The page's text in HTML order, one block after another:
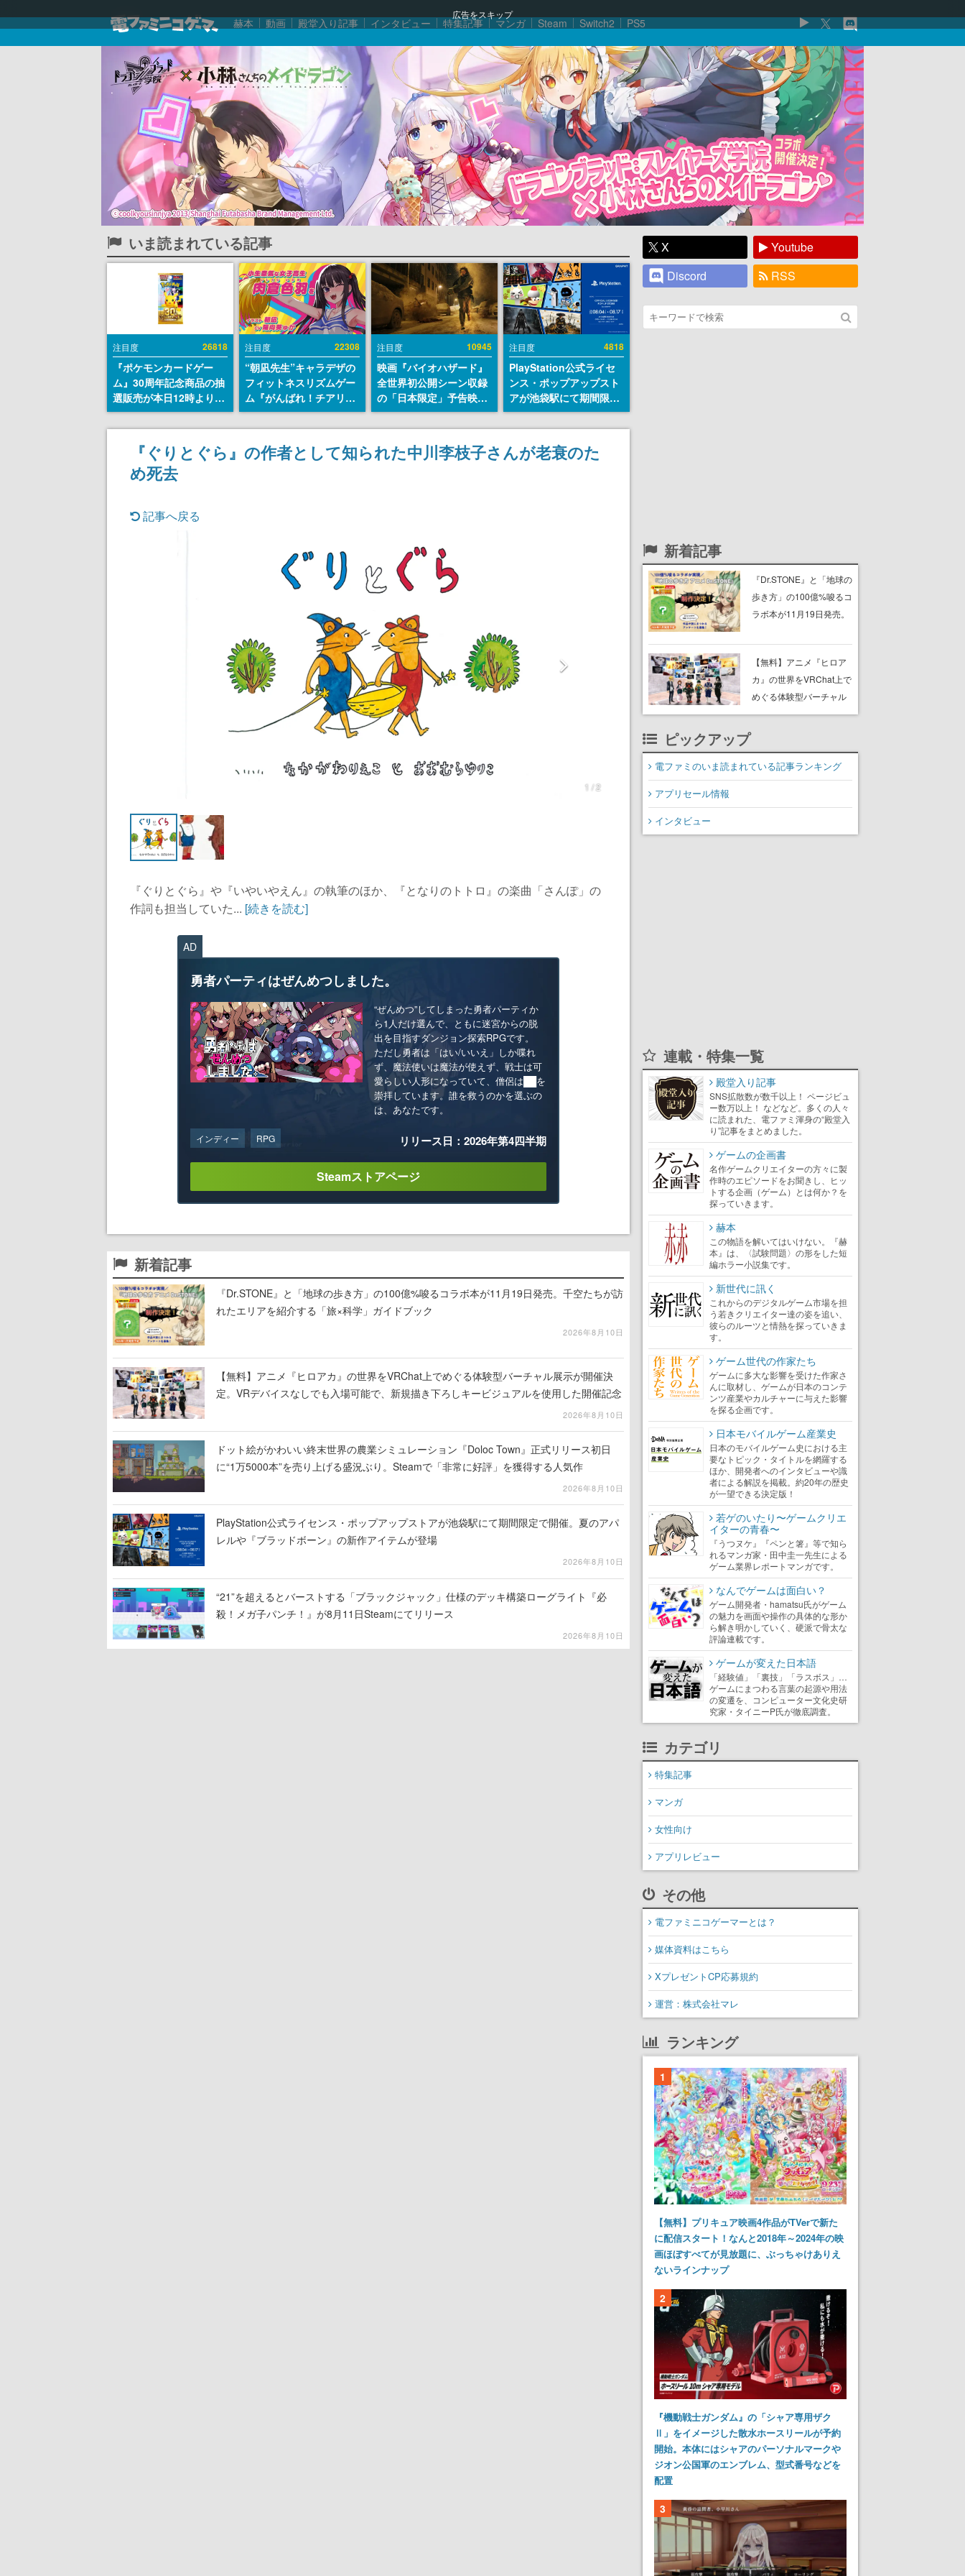
広告をスキップ
赫本 動画 殿堂入り記事 インタビュー 特集記事 マンガ Steam Switch2 PS5
いま読まれている記事
注目度 26818
『ポケモンカードゲー
ム』30周年記念商品の抽
選販売が本日12時より開
始。拡張パック「30th
CELEBRATION」のボッ
クスに、「プレミアムデ
ッキセット エーフィ・ブ
ラッキー」
注目度 22308
“朝凪先生”キャラデザの
フィットネスリズムゲー
ム『がんばれ！チアリズ
ム』Steamストアページ
が公開。キャラクターの
CVは陽向葵ゅかさん
注目度 10945
映画『バイオハザード』
全世界初公開シーン収録
の「日本限定」予告映像
が解禁。バイオの日（8
月10日）にあわせて、
「ラクーンシティ総合病
院」へ行く配達人の姿が
注目度 4818
PlayStation公式ライセ
ンス・ポップアップスト
アが池袋駅にて期間限定
で開催。夏のアパレルや
『ブラッドボーン』の新
作アイテムが登場
『ぐりとぐら』の作者として知られた中川李枝子さんが老衰のた
め死去
記事へ戻る
1 / 2
『ぐりとぐら』や『いやいやえん』の執筆のほか、『となりのトトロ』の楽曲「さんぽ」の
作詞も担当していた... [続きを読む]
AD
勇者パーティはぜんめつしました。
“ぜんめつ”してしまった勇者パーティか
ら1人だけ選んで、ともに迷宮からの脱
出を目指すダンジョン探索RPGです。
ただし勇者は「はい/いいえ」しか喋れ
ず、魔法使いは魔法が使えず、戦士は可
愛らしい人形になっていて、僧侶は██を
崇拝しています。誰を救うのかを選ぶの
は、あなたです。
インディー RPG リリース日：2026年第4四半期
Steamストアページ
新着記事
『Dr.STONE』と「地球の歩き方」の100億%唆るコラボ本が11月19日発売。千空たちが訪
れたエリアを紹介する「旅×科学」ガイドブック
2026年8月10日
【無料】アニメ『ヒロアカ』の世界をVRChat上でめぐる体験型バーチャル展示が開催決
定。VRデバイスなしでも入場可能で、新規描き下ろしキービジュアルを使用した開催記念
2026年8月10日
ドット絵がかわいい終末世界の農業シミュレーション『Doloc Town』正式リリース初日
に“1万5000本”を売り上げる盛況ぶり。Steamで「非常に好評」を獲得する人気作
2026年8月10日
PlayStation公式ライセンス・ポップアップストアが池袋駅にて期間限定で開催。夏のアパ
レルや『ブラッドボーン』の新作アイテムが登場
2026年8月10日
“21”を超えるとバーストする「ブラックジャック」仕様のデッキ構築ローグライト『必
殺！メガ子パンチ！』が8月11日Steamにてリリース
2026年8月10日
X
Youtube
Discord
RSS
新着記事
『Dr.STONE』と「地球の
歩き方」の100億%唆るコ
ラボ本が11月19日発売。
を紹介する「旅×科学」ガ
イドブック
【無料】アニメ『ヒロア
カ』の世界をVRChat上で
めぐる体験型バーチャル
展示が開催決定。VRデバ
ビジュアルを使用した開
催記念グッズも販売
ピックアップ
電ファミのいま読まれている記事ランキング
アプリセール情報
インタビュー
連載・特集一覧
殿堂入り記事
SNS拡散数が数千以上！ ページビュ
ー数万以上！ などなど。多くの人々
に読まれた、電ファミ渾身の“殿堂入
り”記事をまとめました。
ゲームの企画書
名作ゲームクリエイターの方々に製
作時のエピソードをお聞きし、ヒッ
トする企画（ゲーム）とは何か？を
探っていきます。
赫本
この物語を解いてはいけない。『赫
本』は、〈試験問題〉の形をした短
編ホラー小説集です。
新世代に訊く
これからのデジタルゲーム市場を担
う若きクリエイター達の姿を追い、
彼らのルーツと情熱を探っていきま
す。
ゲーム世代の作家たち
ゲームに多大な影響を受けた作家さ
んに取材し、ゲームが日本のコンテ
ンツ産業やカルチャーに与えた影響
を探る企画です。
日本モバイルゲーム産業史
日本のモバイルゲーム史における主
要なトピック・タイトルを網羅する
ほか、開発者へのインタビューや識
者による解説を掲載。約20年の歴史
が一望できる決定版！
若ゲのいたり〜ゲームクリエ
イターの青春〜
『うつヌケ』『ペンと箸』等で知ら
れるマンガ家・田中圭一先生による
ゲーム業界レポートマンガです。
なんでゲームは面白い？
ゲーム開発者・hamatsu氏がゲーム
の魅力を画面や操作の具体的な形か
ら解き明かしていく、硬派で骨太な
評論連載です。
ゲームが変えた日本語
「経験値」「裏技」「ラスボス」…
ゲームにまつわる言葉の起源や用法
の変遷を、コンピューター文化史研
究家・タイニーP氏が徹底調査。
カテゴリ
特集記事
マンガ
女性向け
アプリレビュー
その他
電ファミニコゲーマーとは？
媒体資料はこちら
XプレゼントCP応募規約
運営：株式会社マレ
ランキング
1
【無料】プリキュア映画4作品がTVerで新た
に配信スタート！なんと2018年～2024年の映
画ほぼすべてが見放題に、ぶっちゃけありえ
ないラインナップ
2
『機動戦士ガンダム』の「シャア専用ザク
Ⅱ」をイメージした散水ホースリールが予約
開始。本体にはシャアのパーソナルマークや
ジオン公国軍のエンブレム、型式番号などを
配置
3